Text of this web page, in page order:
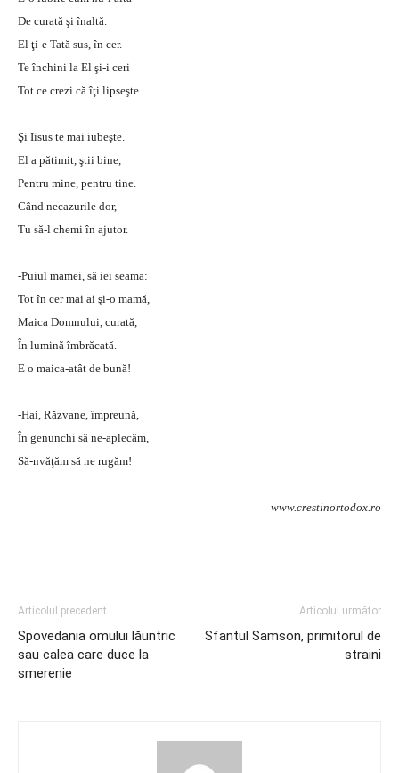
De curată şi înaltă.
El ţi-e Tată sus, în cer.
Te închini la El şi-i ceri
Tot ce crezi că îţi lipseşte…
Şi Iisus te mai iubeşte.
El a pătimit, ştii bine,
Pentru mine, pentru tine.
Când necazurile dor,
Tu să-l chemi în ajutor.
-Puiul mamei, să iei seama:
Tot în cer mai ai şi-o mamă,
Maica Domnului, curată,
În lumină îmbrăcată.
E o maica-atât de bună!
-Hai, Răzvane, împreună,
În genunchi să ne-aplecăm,
Să-nvăţăm să ne rugăm!
www.crestinortodox.ro
Articolul precedent
Spovedania omului lăuntric
sau calea care duce la
smerenie
Articolul următor
Sfantul Samson, primitorul de
straini